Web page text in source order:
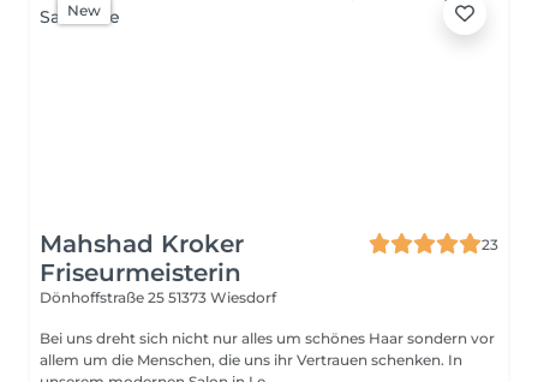
New
Mahshad Kroker
Friseurmeisterin
23
Dönhoffstraße 25 51373 Wiesdorf
Bei uns dreht sich nicht nur alles um schönes Haar sondern vor
allem um die Menschen, die uns ihr Vertrauen schenken. In